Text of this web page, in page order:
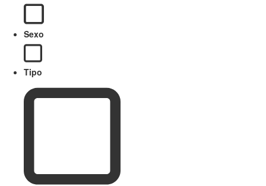
Sexo
Tipo